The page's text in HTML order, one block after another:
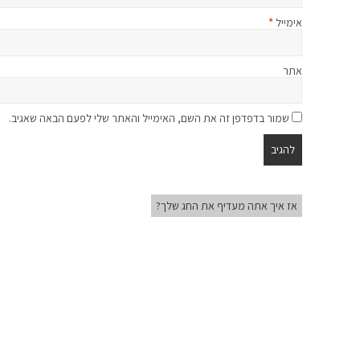
אימייל *
אתר
שמור בדפדפן זה את השם, האימייל והאתר שלי לפעם הבאה שאגיב.
אז איך אתה מעדיף את החג שלך?